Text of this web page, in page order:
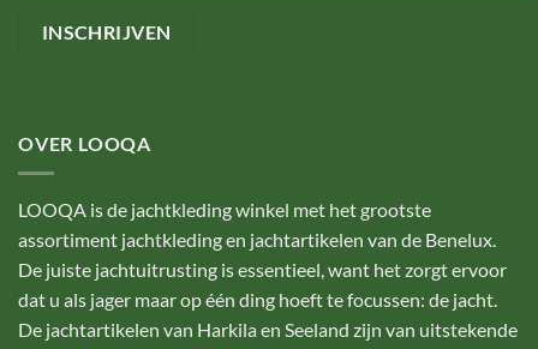
OVER LOOQA
LOOQA is de jachtkleding winkel met het grootste
assortiment jachtkleding en jachtartikelen van de Benelux.
De juiste jachtuitrusting is essentieel, want het zorgt ervoor
dat u als jager maar op één ding hoeft te focussen: de jacht.
De jachtartikelen van Harkila en Seeland zijn van uitstekende